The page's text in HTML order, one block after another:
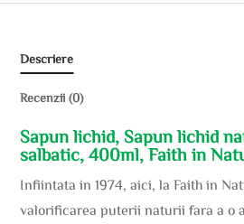
Descriere
Recenzii (0)
Sapun lichid, Sapun lichid
salbatic, 400ml, Faith in
Infiintata in 1974, aici, la Faith in
valorificarea puterii naturii fara a o